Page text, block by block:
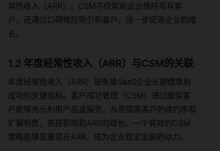
常性收入（ARR）。CSM不仅帮助企业维持现有客
户，还通过口碑效应吸引新客户，进一步促进企业的增
长。
1.2 年度经常性收入（ARR）与CSM的关联
年度经常性收入（ARR）是衡量SaaS企业长期健康和
成功的关键指标。客户成功管理（CSM）通过确保客
户能够充分利用产品或服务，从而提高客户的续约率和
扩展销售，直接影响到ARR的增长。一个有效的CSM
策略能够显著提升ARR，成为企业稳定发展的动力。